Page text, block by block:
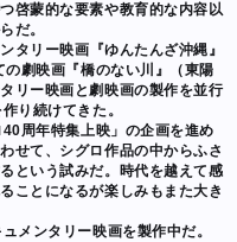
啓蒙的な要素や教育的な内容以
だ。
リー映画『ゆんたんざ沖縄』
の劇映画『橋のない川』（東陽
リー映画と劇映画の製作を並行
り続けてきた。
周年特集上映」の企画を進め
せて、シグロ作品の中からふさ
という試みだ。時代を越えて感
ことになるが楽しみもまた大き
メンタリー映画を製作中だ。